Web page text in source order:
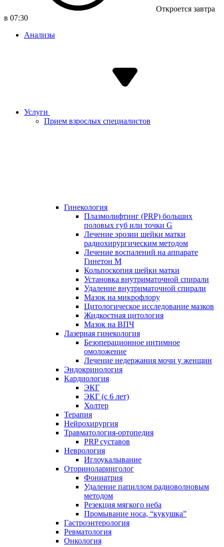
Откроется завтра
в 07:30
Анализы
Услуги
Прием взрослых специалистов
Гинекология
Плазмолифтинг (PRP) больших
половых губ или точки G
Лечение эрозии шейки матки
радиохирургическим методом
Лечение воспалений на аппарате
Гинетон М
Кольпоскопия шейки матки
Установка внутриматочной спирали
Удаление внутриматочной спирали
Мазок на микрофлору
Цитологическое исследование мазков
Жидкостная цитология
Мазок на ВПЧ
Лазерная гинекология
Безоперационное интимное
омоложение
Лечение недержания мочи у женщин
Эндокринология
Кардиология
ЭКГ
ЭКГ (с 6 лет)
Холтер
Терапия
Нейрохирургия
Травматология-ортопедия
PRP суставов
Неврология
Иглоукалывание
Оториноларинголог
Фониатрия
Удаление папиллом радиоволновым
методом
Резекция мягкого неба
Промывание носа, “кукушка”
Гастроэнтерология
Ревматология
Онкология